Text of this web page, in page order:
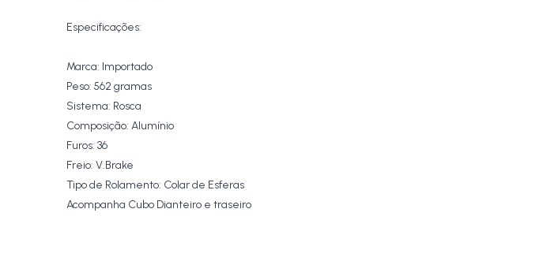
Especificações:
Marca: Importado
Peso: 562 gramas
Sistema: Rosca
Composição: Alumínio
Furos: 36
Freio: V.Brake
Tipo de Rolamento: Colar de Esferas
Acompanha Cubo Dianteiro e traseiro